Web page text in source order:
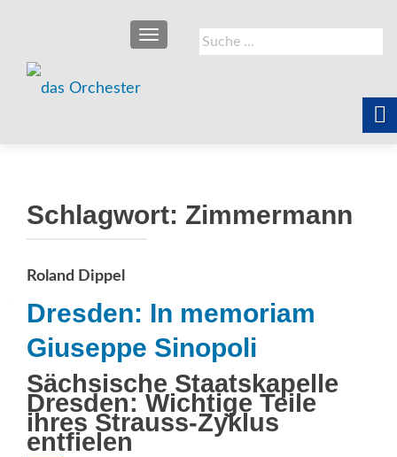
Suche
nach:
SCHALTE NAVIGATION
Schlagwort: Zimmermann
Roland Dippel
Dresden: In memoriam
Giuseppe Sinopoli
Sächsische Staatskapelle
Dresden: Wichtige Teile
ihres Strauss-Zyklus
entfielen